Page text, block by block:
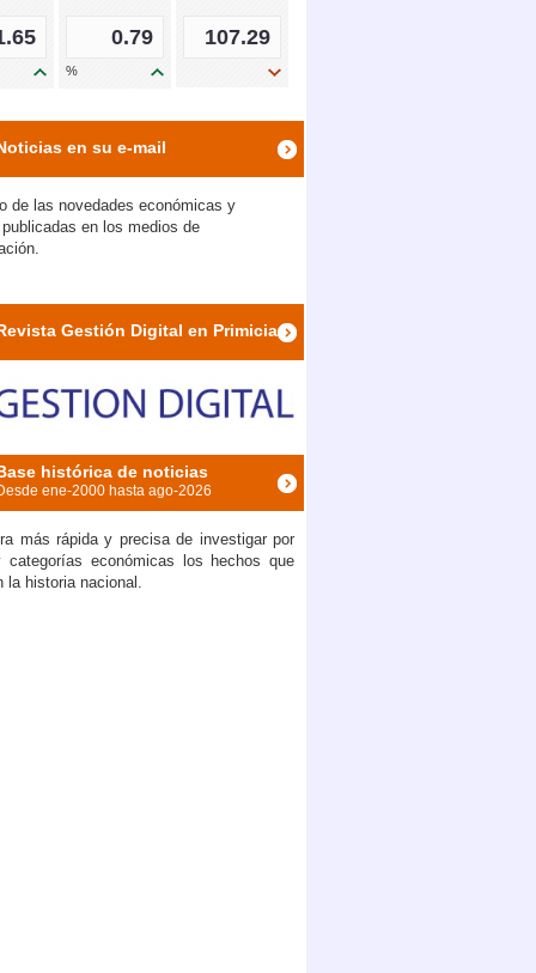
da un ‘giro’ diplomático y empuja cooperación con Estados Unidos
con aranceles a Estados Unidos
107.29 5.10 6.79
en su e-mail
de las novedades económicas y
en los medios de
Gestión Digital en Primicias
histórica de noticias
ene-2000 hasta ago-2026
más rápida y precisa de investigar por
categorías económicas los hechos que
la historia nacional.